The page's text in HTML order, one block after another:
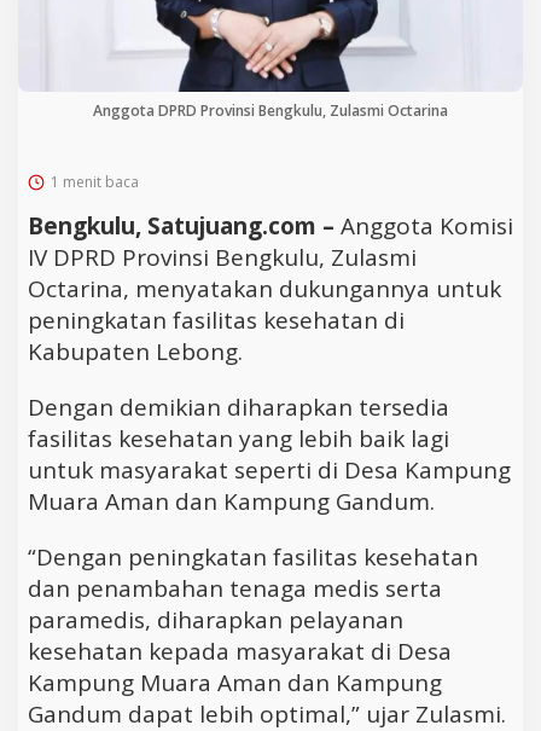
Anggota DPRD Provinsi Bengkulu, Zulasmi Octarina
1 menit baca
Bengkulu, Satujuang.com – Anggota Komisi
IV DPRD Provinsi Bengkulu, Zulasmi
Octarina, menyatakan dukungannya untuk
peningkatan fasilitas kesehatan di
Kabupaten Lebong.
Dengan demikian diharapkan tersedia
fasilitas kesehatan yang lebih baik lagi
untuk masyarakat seperti di Desa Kampung
Muara Aman dan Kampung Gandum.
“Dengan peningkatan fasilitas kesehatan
dan penambahan tenaga medis serta
paramedis, diharapkan pelayanan
kesehatan kepada masyarakat di Desa
Kampung Muara Aman dan Kampung
Gandum dapat lebih optimal,” ujar Zulasmi.